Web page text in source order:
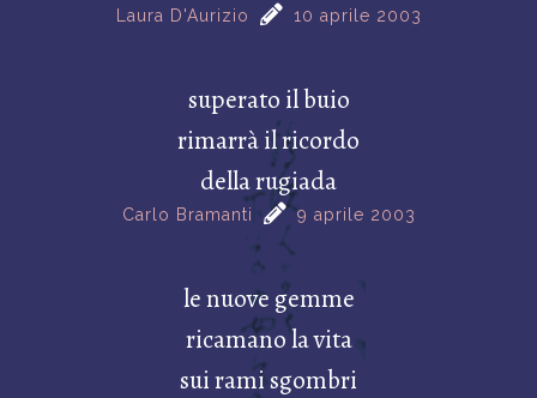
Laura D'Aurizio 10 aprile 2003
superato il buio
rimarrà il ricordo
della rugiada
Carlo Bramanti 9 aprile 2003
le nuove gemme
ricamano la vita
sui rami sgombri